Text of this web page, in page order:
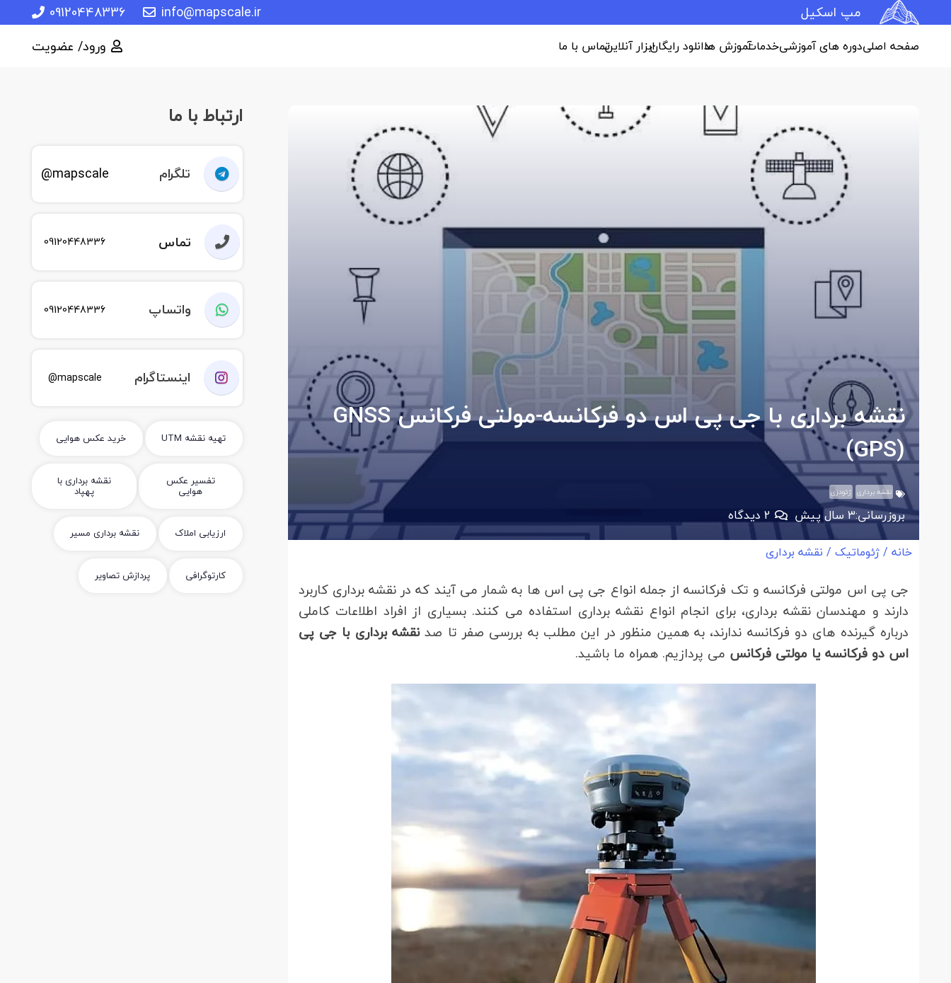
مپ اسکیل info@mapscale.ir
09120448336
صفحه اصلیدوره های آموزشیخدماتآموزش هادانلود رایگانابزار آنلاینتماس با ما ورود/ عضویت
نقشه برداری با جی پی اس دو فرکانسه-مولتی فرکانس GNSS
(GPS)
نقشه برداری ژئودزی
بروزرسانی:3 سال پیش 2 دیدگاه
خانه /ژئوماتیک / نقشه برداری
جی پی اس مولتی فرکانسه و تک فرکانسه از جمله انواع جی پی اس ها به شمار می آیند که در نقشه برداری کاربرد
دارند و مهندسان نقشه برداری، برای انجام انواع نقشه برداری استفاده می کنند. بسیاری از افراد اطلاعات کاملی
درباره گیرنده های دو فرکانسه ندارند، به همین منظور در این مطلب به بررسی صفر تا صدنقشه برداری با جی پی
اس دو فرکانسه یا مولتی فرکانس می پردازیم. همراه ما باشید.
ارتباط با ما
تلگرام mapscale@
تماس 09120448336
واتساپ 09120448336
اینستاگرام mapscale@
تهیه نقشه UTM خرید عکس هوایی
تفسیر عکس
هوایی
نقشه برداری با
پهپاد
ارزیابی املاک نقشه برداری مسیر
کارتوگرافی پردازش تصاویر